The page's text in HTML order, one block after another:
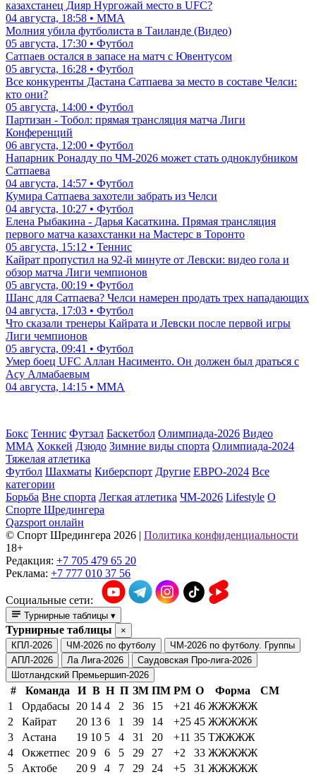
казахстанец Дияр Нургожай место в UFC?
04 августа, 18:58 • ММА
Молния убила футболиста в Таиланде (Видео)
05 августа, 17:30 • Футбол
Сатпаев остался в запасе на матч с Ювентусом
05 августа, 16:28 • Футбол
Все конкуренты Дастана Сатпаева за место в составе Челси:
кто они?
05 августа, 14:00 • Футбол
Партизан - Тобол: прямая трансляция матча Лиги
Конференций
06 августа, 12:00 • Футбол
Напарник Роналду по ЧМ-2026 может стать одноклубником
Сатпаева
04 августа, 14:57 • Футбол
Кумира Сатпаева захотели забрать из Челси
04 августа, 10:27 • Футбол
Елена Рыбакина - Дарья Касаткина. Прямая трансляция
первого матча казахстанки на Мастерс в Торонто
05 августа, 15:12 • Теннис
Кайрат пропустил на 92-й минуте от Левски: видео гола и
обзор матча Лиги чемпионов
05 августа, 00:19 • Футбол
Шанс для Сатпаева? Челси намерен продать трех нападающих
04 августа, 17:03 • Футбол
Что сказали тренеры Кайрата и Левски после первой игры
Лиги чемпионов
05 августа, 09:41 • Футбол
Умер боец UFC Аллан Насименто. Он должен был драться с
Асу Алмабаевым
04 августа, 14:15 • ММА
Бокс Теннис Футзал Баскетбол Олимпиада-2026 Видео
ММА Хоккей Дзюдо Зимние виды спорта Олимпиада-2024
Тяжелая атлетика
Футбол Шахматы Киберспорт Другие ЕВРО-2024 Все
категории
Борьба Вне спорта Легкая атлетика ЧМ-2026 Lifestyle О
Спорте Шредингера
Qazsport онлайн
© Cпорт Шредингера 2026 | Политика конфиденциальности
18+
Редакция: +7 705 479 65 20
Реклама: +7 777 010 37 56
Социальные сети:
Турнирные таблицы ▾
Турнирные таблицы
×
КПЛ-2026
ЧМ-2026 по футболу
ЧМ-2026 по футболу. Группы
АПЛ-2026
Ла Лига-2026
Саудовская Про-лига-2026
Шотландский Премьершип-2026
# Команда И В Н П ЗМ ПМ РМ О Форма
СМ
1
Ордабасы 20 14 4 2 36 15 +21 46 ЖЖЖЖЖ
2
Кайрат 20 13 6 1 39 14 +25 45 ЖЖЖЖЖ
3
Астана 19 10 5 4 31 20 +11 35 ТЖЖЖЖ
4
Окжетпес 20 9 6 5 29 27 +2 33 ЖЖЖЖЖ
5
Актобе 20 9 4 7 29 24 +5 31 ЖЖЖЖЖ